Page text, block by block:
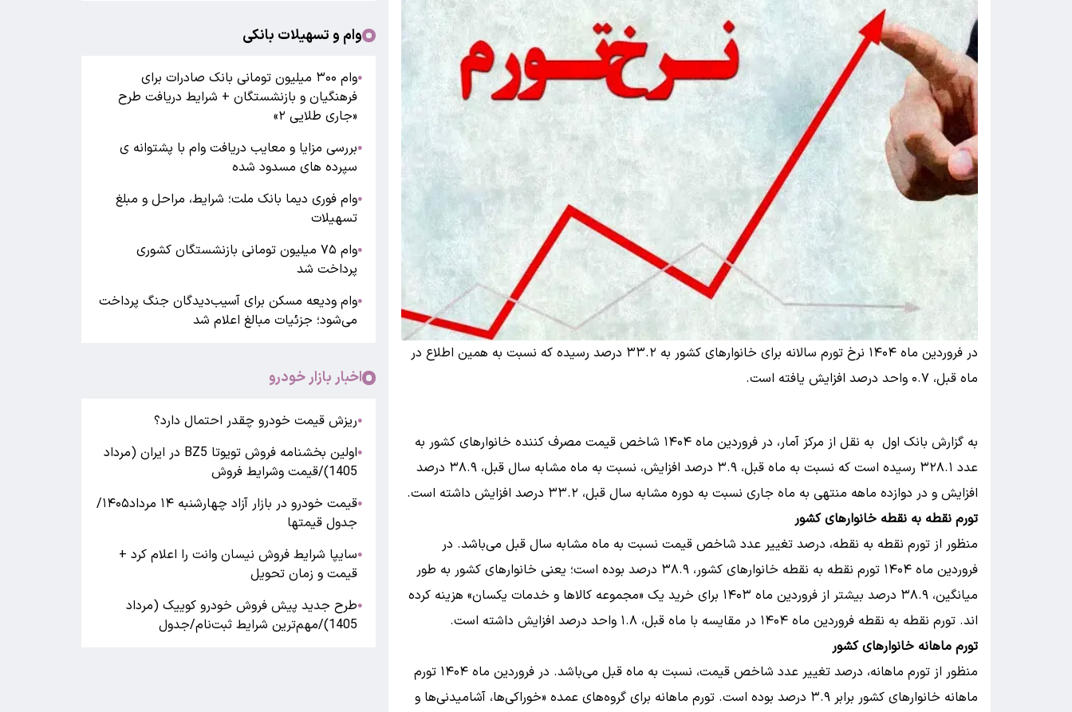
در فروردین ماه ۱۴۰۴ نرخ تورم سالانه برای خانوارهای کشور به ۳۳.۲ درصد رسیده که نسبت به همین اطلاع در
ماه قبل، ۰.۷ واحد درصد افزایش یافته است.
به گزارش بانک اول به نقل از مرکز آمار، در فروردین ماه ۱۴۰۴ شاخص قیمت مصرف کننده خانوارهای کشور به
عدد ۳۲۸.۱ رسیده است که نسبت به ماه قبل، ۳.۹ درصد افزایش، نسبت به ماه مشابه سال قبل، ۳۸.۹ درصد
افزایش و در دوازده ماهه منتهی به ماه جاری نسبت به دوره مشابه سال قبل، ۳۳.۲ درصد افزایش داشته است.
تورم نقطه به نقطه خانوارهای کشور
منظور از تورم نقطه به نقطه، درصد تغییر عدد شاخص قیمت نسبت به ماه مشابه سال قبل می‌باشد. در
فروردین ماه ۱۴۰۴ تورم نقطه به نقطه خانوارهای کشور، ۳۸.۹ درصد بوده است؛ یعنی خانوارهای کشور به طور
میانگین، ۳۸.۹ درصد بیشتر از فروردین ماه ۱۴۰۳ برای خرید یک «مجموعه کالاها و خدمات یکسان» هزینه کرده­‌
اند. تورم نقطه به نقطه فروردین ماه ۱۴۰۴ در مقایسه با ماه قبل، ۱.۸ واحد درصد افزایش داشته است.
تورم ماهانه خانوارهای کشور
منظور از تورم ماهانه، درصد تغییر عدد شاخص قیمت، نسبت به ماه قبل می‌باشد. در فروردین ماه ۱۴۰۴ تورم
ماهانه خانوارهای کشور برابر ۳.۹ درصد بوده است. تورم ماهانه برای گروه‌های عمده «خوراکی‌ها، آشامیدنی‌ها و
وام و تسهیلات بانکی
●
وام ۳۰۰ میلیون تومانی بانک صادرات برای
فرهنگیان و بازنشستگان + شرایط دریافت طرح
«جاری طلایی ۲»
●بررسی مزایا و معایب دریافت وام با پشتوانه ی
سپرده های مسدود شده
●وام فوری دیما بانک ملت؛ شرایط، مراحل و مبلغ
تسهیلات
●
وام ۷۵ میلیون تومانی بازنشستگان کشوری
پرداخت شد
●وام ودیعه مسکن برای آسیب‌دیدگان جنگ پرداخت
می‌شود؛ جزئیات مبالغ اعلام شد
اخبار بازار خودرو
●ریزش قیمت خودرو چقدر احتمال دارد؟
●
اولین بخشنامه فروش تویوتا BZ5 در ایران (مرداد
1405)/قیمت وشرایط فروش
●
قیمت خودرو در بازار آزاد چهارشنبه ۱۴ مرداد۱۴۰۵/
جدول قیمتها
●سایپا شرایط فروش نیسان وانت را اعلام کرد +
قیمت و زمان تحویل
●طرح جدید پیش فروش خودرو کوییک (مرداد
1405)/مهم‌ترین شرایط ثبت‌نام/جدول